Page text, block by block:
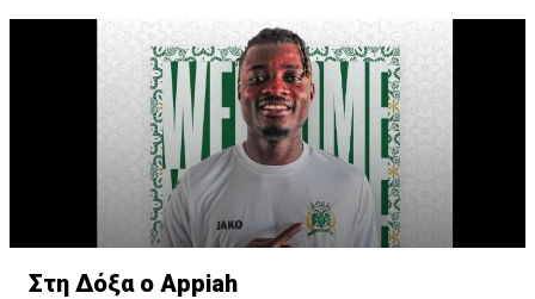
31χρονος άσος.
Στη Δόξα ο Appiah